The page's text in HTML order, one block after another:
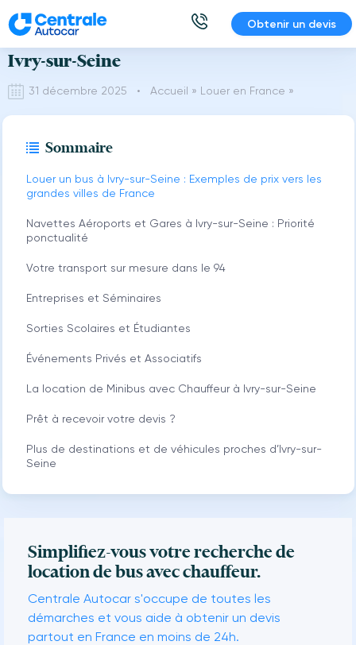
Aller
au
contenu
Obtenir un devis
Location de Bus et Minibus avec Chauffeur
Ivry-sur-Seine
31 décembre 2025 • Accueil » Louer en France »
Sommaire
Louer un bus à Ivry-sur-Seine : Exemples de prix vers les
grandes villes de France
Navettes Aéroports et Gares à Ivry-sur-Seine : Priorité
ponctualité
Votre transport sur mesure dans le 94
Entreprises et Séminaires
Sorties Scolaires et Étudiantes
Événements Privés et Associatifs
La location de Minibus avec Chauffeur à Ivry-sur-Seine
Prêt à recevoir votre devis ?
Plus de destinations et de véhicules proches d’Ivry-sur-
Seine
Simplifiez-vous votre recherche de
location de bus avec chauffeur.
Centrale Autocar s'occupe de toutes les
démarches et vous aide à obtenir un devis
partout en France en moins de 24h.